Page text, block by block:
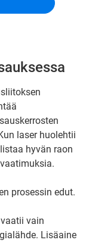
laser huolehtii
hyvän raon
prosessin edut.
vain
Lisäaine